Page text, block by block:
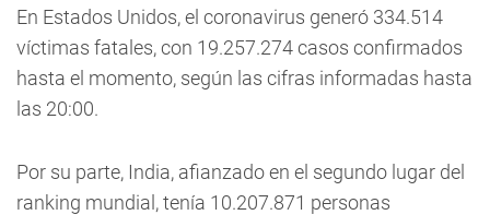
En Estados Unidos, el coronavirus generó 334.514
víctimas fatales, con 19.257.274 casos confirmados
hasta el momento, según las cifras informadas hasta
las 20:00.
Por su parte, India, afianzado en el segundo lugar del
ranking mundial, tenía 10.207.871 personas